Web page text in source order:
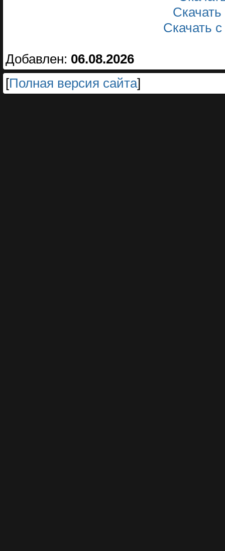
Скачать с
Добавлен: 06.08.2026
[Полная версия сайта]